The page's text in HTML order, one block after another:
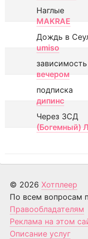
Наглые
MAKRAE
Дождь в
umiso
зависимость
вечером
подписка
дипинс
Через ЗСД
(Богемный)
© 2026 Хотплеер
По всем вопросам
Правообладателям
Реклама на этом
Описание услуг